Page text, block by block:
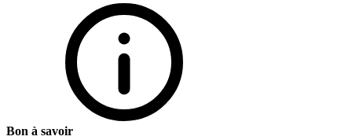
Bon à savoir